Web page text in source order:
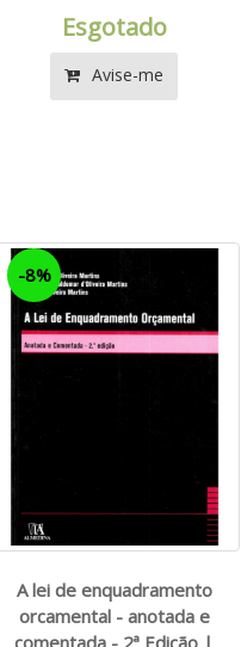
Esgotado
Avise-me
-8%
A lei de enquadramento
orcamental - anotada e